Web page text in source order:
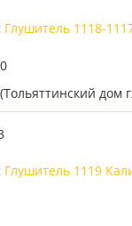
Глушитель 1118-
дом
Глушитель 1119